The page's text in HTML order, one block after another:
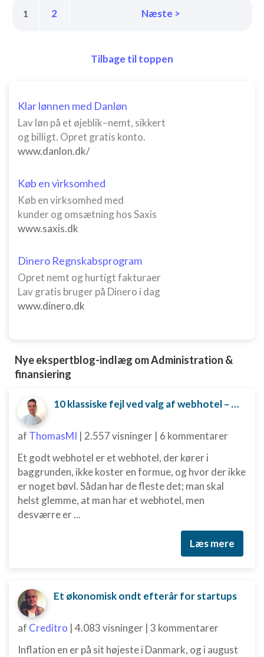
1 2 Næste >
Tilbage til toppen
Klar lønnen med Danløn
Lav løn på et øjeblik–nemt, sikkert
og billigt. Opret gratis konto.
www.danlon.dk/
Køb en virksomhed
Køb en virksomhed med
kunder og omsætning hos Saxis
www.saxis.dk
Dinero Regnskabsprogram
Opret nemt og hurtigt fakturaer
Lav gratis bruger på Dinero i dag
www.dinero.dk
Nye ekspertblog-indlæg om Administration &
finansiering
10 klassiske fejl ved valg af webhotel – og hvordan du undgår dem
af ThomasMI | 2.557 visninger | 6 kommentarer
Et godt webhotel er et webhotel, der kører i
baggrunden, ikke koster en formue, og hvor der ikke
er noget bøvl. Sådan har de fleste det; man skal
helst glemme, at man har et webhotel, men
desværre er ...
Læs mere
Et økonomisk ondt efterår for startups
af Creditro | 4.083 visninger | 3 kommentarer
Inflation en er på sit højeste i Danmark, og i august